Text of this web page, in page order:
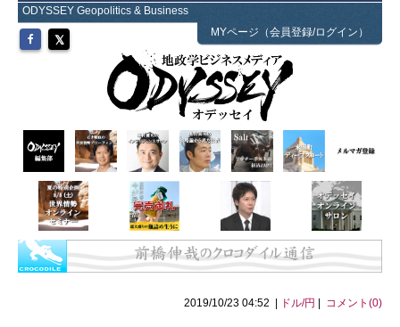
ODYSSEY Geopolitics & Business
MYページ（会員登録/ログイン）
2019/10/23 04:52 | ドル/円 コメント(0)